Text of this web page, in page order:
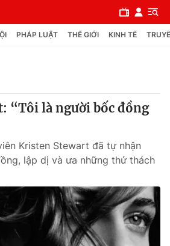
PHÁP LUẬT THẾ GIỚI KINH TẾ
“Tôi là người bốc đồng
Kristen Stewart đã tự nhận
lập dị và ưa những thử thách